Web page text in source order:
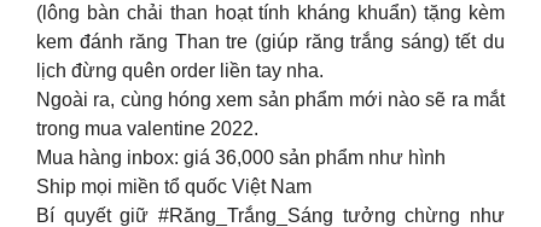
(lông bàn chải than hoạt tính kháng khuẩn) tặng kèm
kem đánh răng Than tre (giúp răng trắng sáng) tết du
lịch đừng quên order liền tay nha.
Ngoài ra, cùng hóng xem sản phẩm mới nào sẽ ra mắt
trong mua valentine 2022.
Mua hàng inbox: giá 36,000 sản phẩm như hình
Ship mọi miền tổ quốc Việt Nam
Bí quyết giữ #Răng_Trắng_Sáng tưởng chừng như